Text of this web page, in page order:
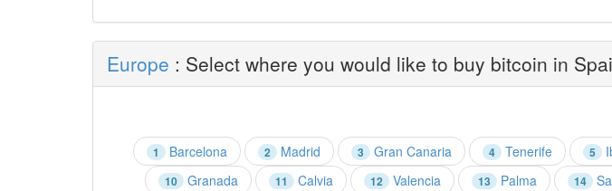
Europe : Select where you would like to buy bitcoin in
1 Barcelona 2 Madrid 3 Gran Canaria 4 Tenerife 5
10 Granada 11 Calvia 12 Valencia 13 Palma 14